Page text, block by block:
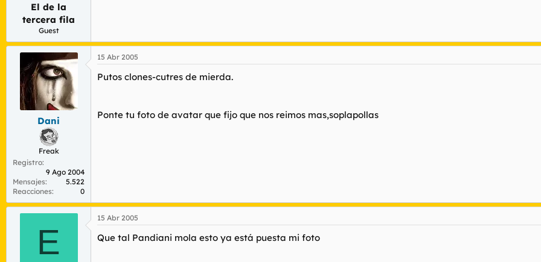
m
El de la
tercera fila
Guest
Dani
Freak
Registro
9 Ago 2004
Mensajes
5.522
Reacciones
0
15 Abr 2005
Putos clones-cutres de mierda.
Ponte tu foto de avatar que fijo que nos reimos mas,soplapollas
E
15 Abr 2005
Que tal Pandiani mola esto ya está puesta mi foto